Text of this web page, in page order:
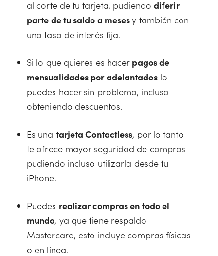
al corte de tu tarjeta, pudiendo diferir
parte de tu saldo a mesesy también con
una tasa de interés fija.
Si lo que quieres es hacer pagos de
mensualidades por adelantadoslo
puedes hacer sin problema, incluso
obteniendo descuentos.
Es una tarjeta Contactless, por lo tanto
te ofrece mayor seguridad de compras
pudiendo incluso utilizarla desde tu
iPhone.
Puedes realizar compras en todo el
mundo, ya que tiene respaldo
Mastercard, esto incluye compras físicas
o en línea.